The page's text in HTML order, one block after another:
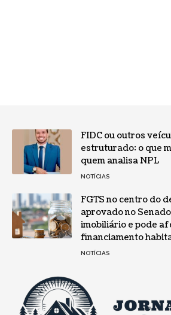
FIDC ou outros
estruturado: o que
quem analisa NPL
NOTÍCIAS
FGTS no centro do
aprovado no
imobiliário e pode
financiamento
NOTÍCIAS